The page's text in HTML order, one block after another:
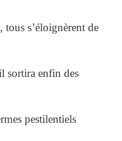
s’éloignèrent de
sortira enfin des
pestilentiels